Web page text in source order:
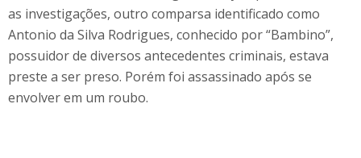
as investigações, outro comparsa identificado como
Antonio da Silva Rodrigues, conhecido por “Bambino”,
possuidor de diversos antecedentes criminais, estava
preste a ser preso. Porém foi assassinado após se
envolver em um roubo.